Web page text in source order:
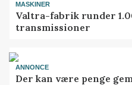
MASKINER
Valtra-fabrik runder
transmissioner
ANNONCE
Der kan være penge